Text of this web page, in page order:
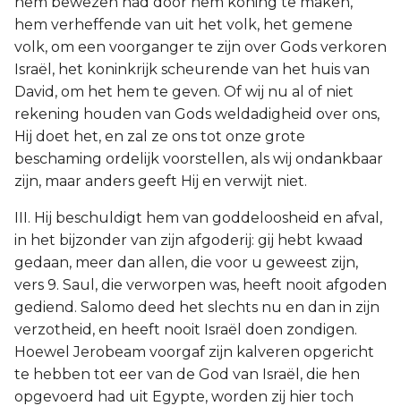
hem verheffende van uit het volk, het gemene
volk, om een voorganger te zijn over Gods verkoren
Israël, het koninkrijk scheurende van het huis van
David, om het hem te geven. Of wij nu al of niet
rekening houden van Gods weldadigheid over ons,
Hij doet het, en zal ze ons tot onze grote
beschaming ordelijk voorstellen, als wij ondankbaar
zijn, maar anders geeft Hij en verwijt niet.
III. Hij beschuldigt hem van goddeloosheid en afval,
in het bijzonder van zijn afgoderij: gij hebt kwaad
gedaan, meer dan allen, die voor u geweest zijn,
vers 9. Saul, die verworpen was, heeft nooit afgoden
gediend. Salomo deed het slechts nu en dan in zijn
verzotheid, en heeft nooit Israël doen zondigen.
Hoewel Jerobeam voorgaf zijn kalveren opgericht
te hebben tot eer van de God van Israël, die hen
opgevoerd had uit Egypte, worden zij hier toch